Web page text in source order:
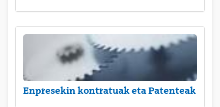
Enpresekin kontratuak eta Patenteak